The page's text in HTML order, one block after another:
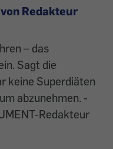
Redakteur
– das
Sagt die
keine Superdiäten
abzunehmen. -
Redakteur